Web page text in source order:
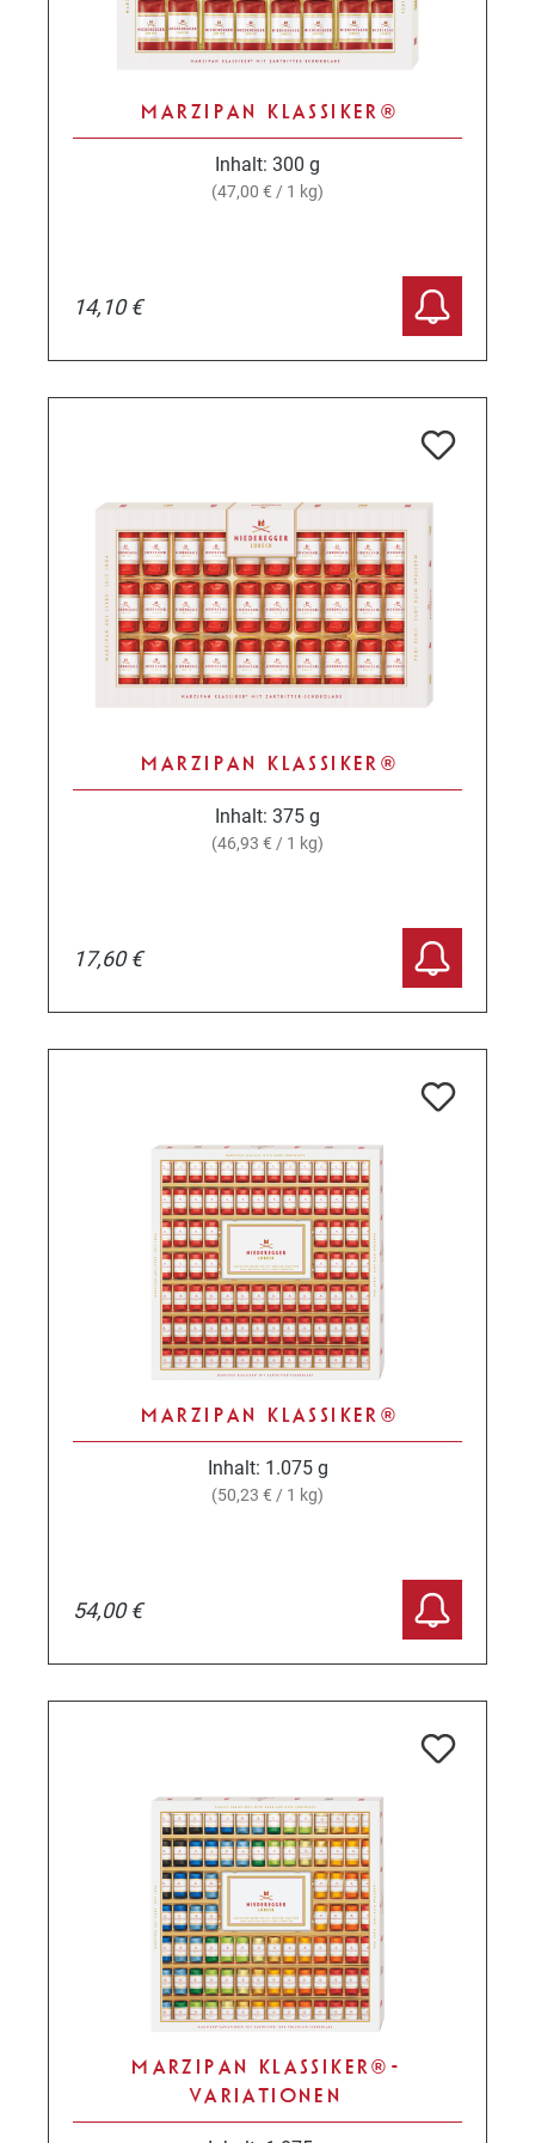
MARZIPAN KLASSIKER®
Inhalt: 300 g
(47,00 € / 1 kg)
14,10 €
MARZIPAN KLASSIKER®
Inhalt: 375 g
(46,93 € / 1 kg)
17,60 €
MARZIPAN KLASSIKER®
Inhalt: 1.075 g
(50,23 € / 1 kg)
54,00 €
MARZIPAN KLASSIKER® -
VARIATIONEN